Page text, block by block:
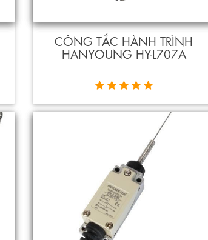
CÔNG TẮC HÀNH TRÌNH
HANYOUNG HY-L707A